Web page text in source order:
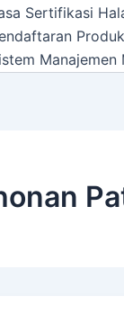
Sertifikasi
Produk
Manajemen